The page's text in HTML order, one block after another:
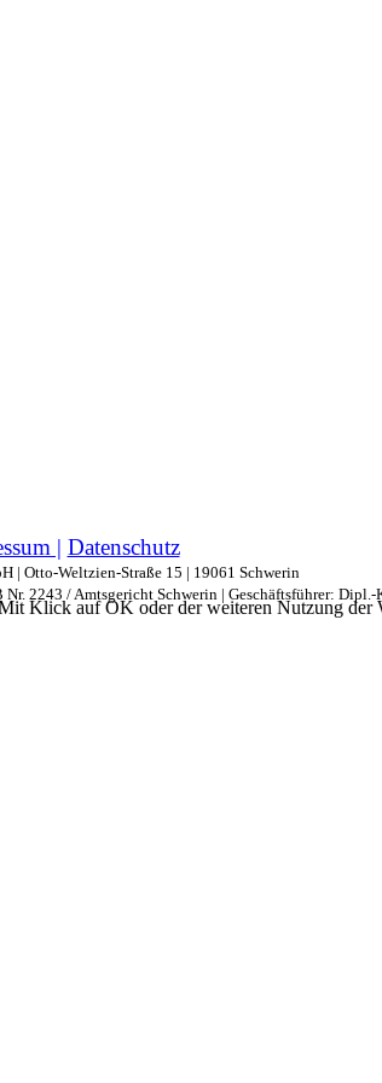
| Datenschutz
| Otto-Weltzien-Straße 15 | 19061 Schwerin
2243 / Amtsgericht Schwerin | Geschäftsführer:
Klick auf OK oder der weiteren Nutzung der